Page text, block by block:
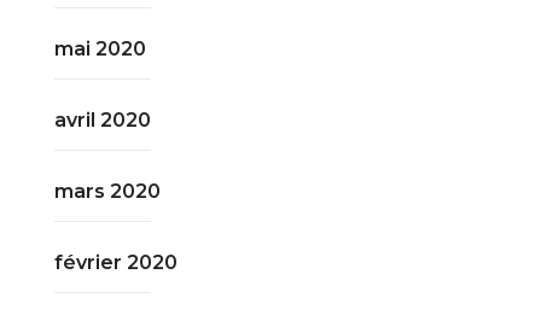
mai 2020
avril 2020
mars 2020
février 2020